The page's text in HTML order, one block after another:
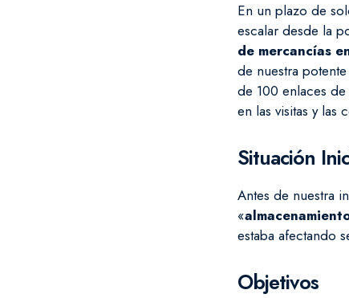
En un plazo de
escalar desde la
de mercancías
de nuestra
de 100 enlaces
en las visitas y las
Situación
Antes de nuestra
«
estaba afectando
Objetivos